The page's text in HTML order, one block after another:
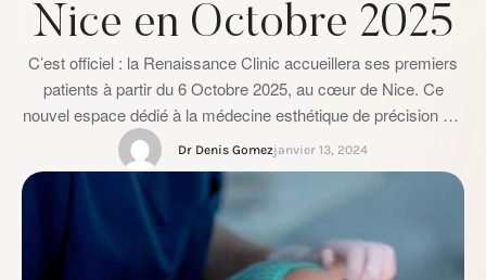
Nice en Octobre 2025
C’est officiel : la Renaissance Clinic accueillera ses premiers
patients à partir du 6 Octobre 2025, au cœur de Nice. Ce
nouvel espace dédié à la médecine esthétique de précision est
né d’une ambition simple : proposer une prise en charge
personnalisée, experte et innovante, dans un lieu à l’image des
soins qui y sont …
Dr Denis Gomezjanvier 13, 2024